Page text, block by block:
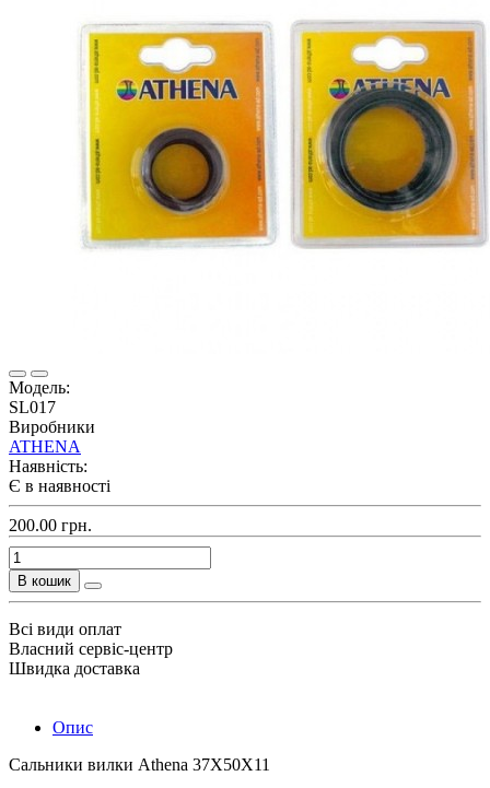
Модель:
SL017
Виробники
ATHENA
Наявність:
Є в наявності
200.00 грн.
В кошик
Всі види оплат
Власний сервіс-центр
Швидка доставка
Опис
Сальники вилки Athena 37X50X11